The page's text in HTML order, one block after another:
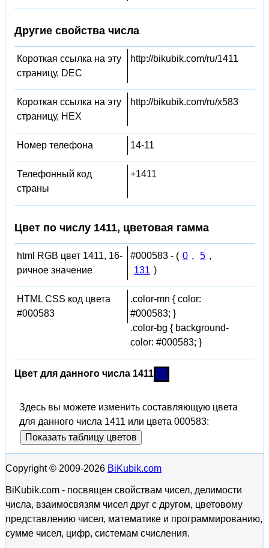
Другие свойства числа
Короткая ссылка на эту
страницу, DEC
http://bikubik.com/ru/1411
Короткая ссылка на эту
страницу, HEX
http://bikubik.com/ru/x583
Номер телефона 14-11
Телефонный код
страны
+1411
Цвет по числу 1411, цветовая гамма
html RGB цвет 1411, 16-
ричное значение
#000583 - ( 0 , 5 ,
131 )
HTML CSS код цвета
#000583
.color-mn { color:
#000583; }
.color-bg { background-
color: #000583; }
Цвет для данного числа 1411
Здесь вы можете изменить составляющую цвета
для данного числа 1411 или цвета 000583:
Показать таблицу цветов
Copyright © 2009-2026 BiKubik.com
BiKubik.com - посвящен свойствам чисел, делимости
числа, взаимосвязям чисел друг с другом, цветовому
представлению чисел, математике и программированию,
сумме чисел, цифр, системам счисления.